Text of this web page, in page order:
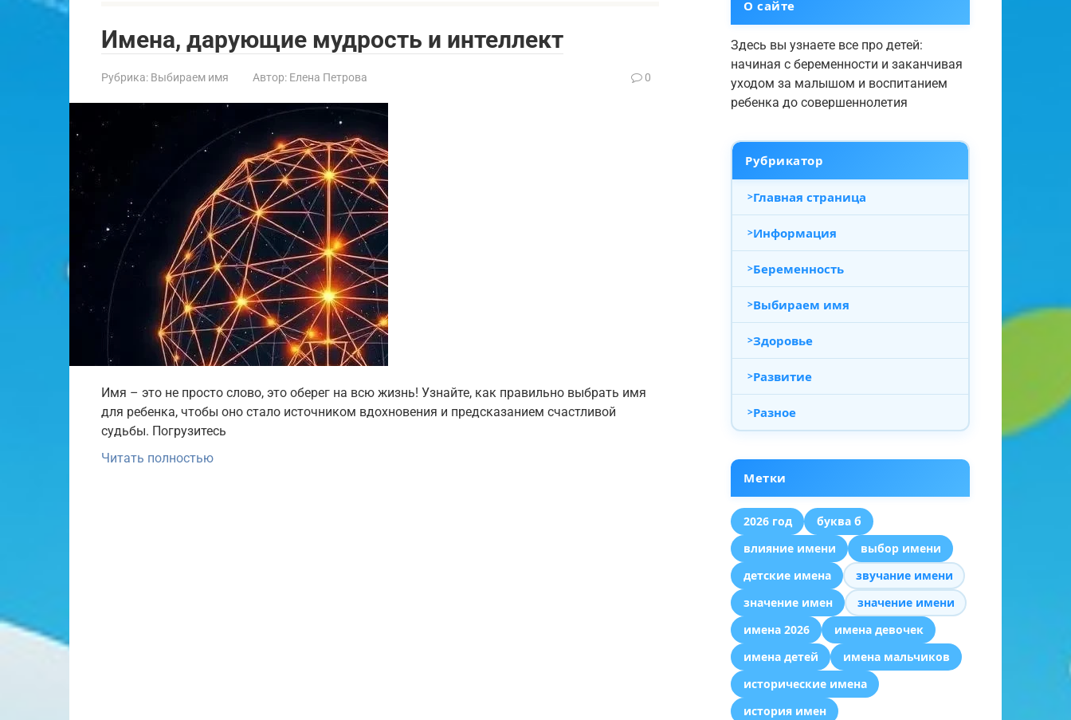
Имена, дарующие мудрость и интеллект
Рубрика: Выбираем имя Автор: Елена Петрова 0
Имя – это не просто слово, это оберег на всю жизнь! Узнайте, как правильно выбрать имя
для ребенка, чтобы оно стало источником вдохновения и предсказанием счастливой
судьбы. Погрузитесь
Читать полностью
О сайте
Здесь вы узнаете все про детей:
начиная с беременности и заканчивая
уходом за малышом и воспитанием
ребенка до совершеннолетия
Рубрикатор
Главная страница
Информация
Беременность
Выбираем имя
Здоровье
Развитие
Разное
Метки
2026 год
буква б
влияние имени
выбор имени
детские имена
звучание имени
значение имен
значение имени
имена 2026
имена девочек
имена детей
имена мальчиков
исторические имена
история имен